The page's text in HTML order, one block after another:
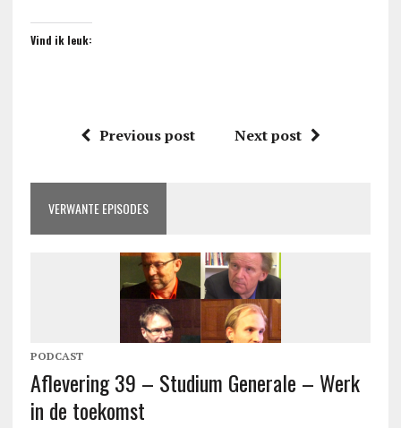
Vind ik leuk:
Previous post Next post
VERWANTE EPISODES
PODCAST
Aflevering 39 – Studium Generale – Werk
in de toekomst